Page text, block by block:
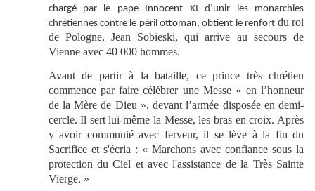
chargé par le pape Innocent XI d’unir les monarchies
chrétiennes contre le péril ottoman, obtient le renfort du roi
de Pologne, Jean Sobieski, qui arrive au secours de
Vienne avec 40 000 hommes.
Avant de partir à la bataille, ce prince très chrétien
commence par faire célébrer une Messe « en l’honneur
de la Mère de Dieu », devant l’armée disposée en demi-
cercle. Il sert lui-même la Messe, les bras en croix. Après
y avoir communié avec ferveur, il se lève à la fin du
Sacrifice et s'écria : « Marchons avec confiance sous la
protection du Ciel et avec l'assistance de la Très Sainte
Vierge. »